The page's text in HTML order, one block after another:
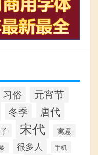
习俗 元宵节
冬季 唐代
宋代 寓意
很多人 手机